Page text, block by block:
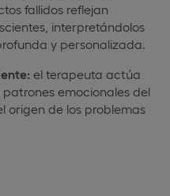
fallidos reflejan
interpretándolos
y personalizada.
el terapeuta actúa
emocionales del
origen de los problemas